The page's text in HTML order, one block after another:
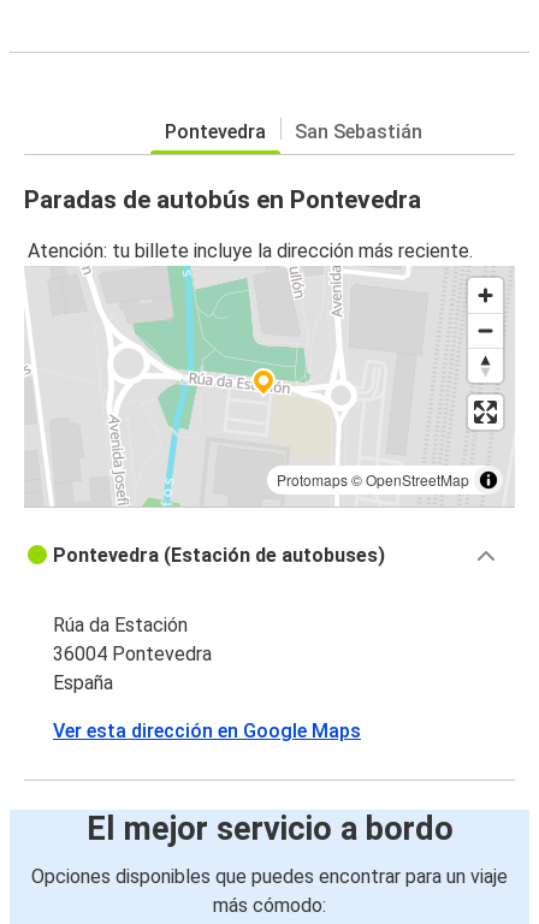
Pontevedra San Sebastián
Paradas de autobús en Pontevedra
Atención: tu billete incluye la dirección más reciente.
Protomaps©OpenStreetMap
Pontevedra (Estación de autobuses)
Rúa da Estación
36004 Pontevedra
España
Ver esta dirección en Google Maps
El mejor servicio a bordo
Opciones disponibles que puedes encontrar para un viaje
más cómodo: